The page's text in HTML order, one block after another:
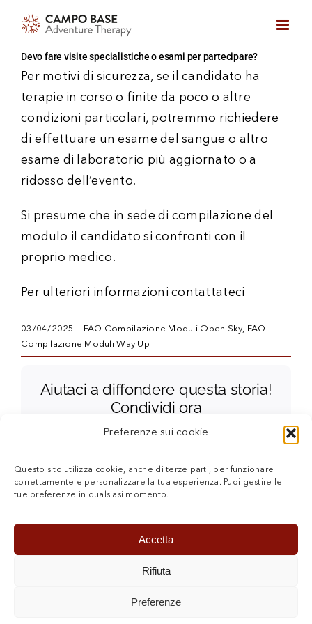
Preferenze sui cookie
Questo sito utilizza cookie, anche di terze parti, per funzionare
correttamente e personalizzare la tua esperienza. Puoi gestire le
tue preferenze in qualsiasi momento.
Accetta
Rifiuta
Preferenze
contentDevo fare visite specialistiche o esami per partecipare?
Per motivi di sicurezza, se il candidato ha
terapie in corso o finite da poco o altre
condizioni particolari, potremmo richiedere
di effettuare un esame del sangue o altro
esame di laboratorio più aggiornato o a
ridosso dell’evento.
Si presume che in sede di compilazione del
modulo il candidato si confronti con il
proprio medico.
Per ulteriori informazioni contattateci
03/04/2025 FAQ Compilazione Moduli Open Sky, FAQ
Compilazione Moduli Way Up
Aiutaci a diffondere questa storia!
Condividi ora
RedditLinkedInWhatsApp
TelegramThreads Pinterest
l
COOKIE POLICY (UE)